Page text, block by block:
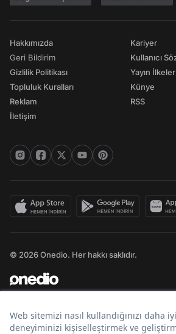
Hakkımızda
Geri Bildirim
Gizlilik Politikası
Topluluk Kuralları
Reklam
İletişim
Kariyer
Kullanıcı
Yayın
Künye
RSS
© 2026 Onedio. Her hakkı saklıdır.
Bir markasıdır.